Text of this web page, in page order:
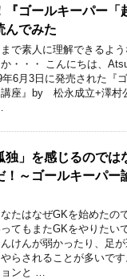
『ゴールキーパー「
んでみた
で素人に理解できるよ
・・・ こんにちは、
年6月3日に発売された『
座』by 松永成立+澤村
独」を感じるのでは
！～ゴールキーパー
なたはなぜGKを始めたの
てもまたGKをやりたい
んけんが弱かったり、足
やらされることが多いで
ョンと …